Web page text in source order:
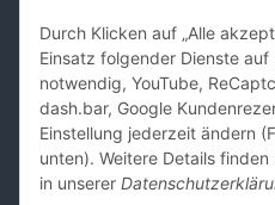
Durch Klicken auf „Alle
Einsatz folgender Dienste
notwendig, YouTube,
dash.bar, Google
Einstellung jederzeit ändern
unten). Weitere Details finden
in unserer
Vertrag
* Alle Preise inkl. gesetzlicher USt.,